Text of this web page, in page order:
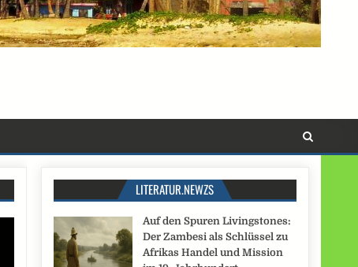
LITERATUR.NEWZS
Auf den Spuren Livingstones:
Der Zambesi als Schlüssel zu
Afrikas Handel und Mission